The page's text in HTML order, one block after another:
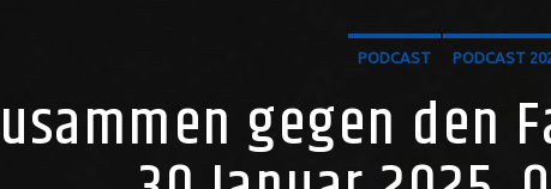
PODCAST PODCAST
gegen den